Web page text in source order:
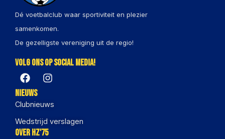
Dé voetbalclub waar sportiviteit en plezier
samenkomen.
De gezelligste vereniging uit de regio!
Volg ons op social media!
Nieuws
Clubnieuws
Wedstrijd verslagen
Over HZ'75